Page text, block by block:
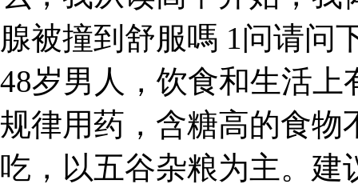
腺被撞到舒服嗎 1问请问
48岁男人，饮食和生活
规律用药，含糖高的食物
吃，以五谷杂粮为主。建